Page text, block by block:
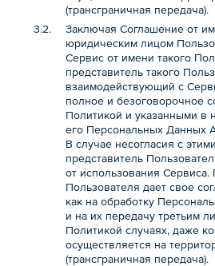
(трансграничная передача).
Заключая Соглашение от
юридическим лицом
Сервис от имени такого
представитель такого
взаимодействующий с
полное и безоговорочное
Политикой и указанными в
его Персональных Данных
В случае несогласия с
представитель
от использования Сервиса.
Пользователя дает свое
как на обработку
и на их передачу третьим
Политикой случаях, даже
осуществляется на
(трансграничная передача).